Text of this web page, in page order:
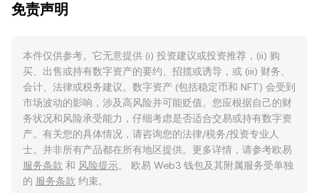
免责声明
本件仅供参考。它无意提供 (i) 投资建议或投资推荐，(ii) 购
买、出售或持有数字资产的要约、招揽或诱导，或 (iii) 财务、
会计、法律或税务建议。数字资产 (包括稳定币和 NFT) 会受到
市场波动的影响，涉及高风险并可能贬值。您应根据自己的财
务状况和风险承受能力，仔细考虑是否适合交易或持有数字资
产。有关您的具体情况，请咨询您的法律/税务/投资专业人
士。并非所有产品都在所有地区提供。更多详情，请参考欧易
服务条款 和 风险提示。 欧易 Web3 钱包及其附属服务受单独
的 服务条款 约束。